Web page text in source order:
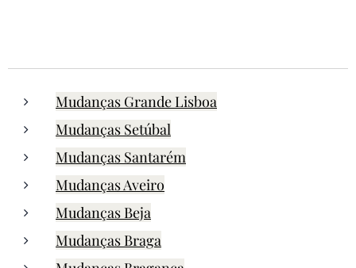
Mudanças Grande Lisboa
Mudanças Setúbal
Mudanças Santarém
Mudanças Aveiro
Mudanças Beja
Mudanças Braga